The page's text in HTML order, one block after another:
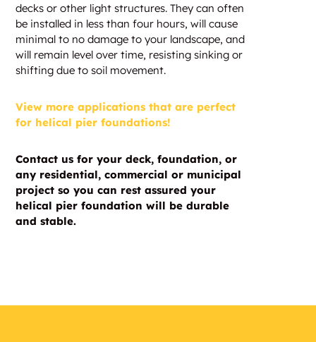
decks or other light structures. They can often
be installed in less than four hours, will cause
minimal to no damage to your landscape, and
will remain level over time, resisting sinking or
shifting due to soil movement.
View more applications that are perfect
for helical pier foundations!
Contact us for your deck, foundation, or
any residential, commercial or municipal
project so you can rest assured your
helical pier foundation will be durable
and stable.